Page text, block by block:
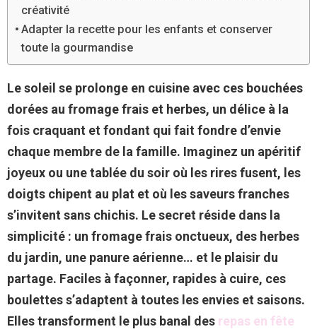
créativité
Adapter la recette pour les enfants et conserver
toute la gourmandise
Le soleil se prolonge en cuisine avec ces bouchées
dorées au fromage frais et herbes, un délice à la
fois craquant et fondant qui fait fondre d’envie
chaque membre de la famille. Imaginez un apéritif
joyeux ou une tablée du soir où les rires fusent, les
doigts chipent au plat et où les saveurs franches
s’invitent sans chichis. Le secret réside dans la
simplicité : un fromage frais onctueux, des herbes
du jardin, une panure aérienne… et le plaisir du
partage. Faciles à façonner, rapides à cuire, ces
boulettes s’adaptent à toutes les envies et saisons.
Elles transforment le plus banal des repas en fête